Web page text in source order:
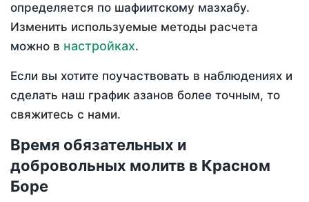
определяется по шафиитскому мазхабу.
Изменить используемые методы расчета
можно в настройках.
Если вы хотите поучаствовать в наблюдениях и
сделать наш график азанов более точным, то
свяжитесь с нами.
Время обязательных и
добровольных молитв в Красном
Боре